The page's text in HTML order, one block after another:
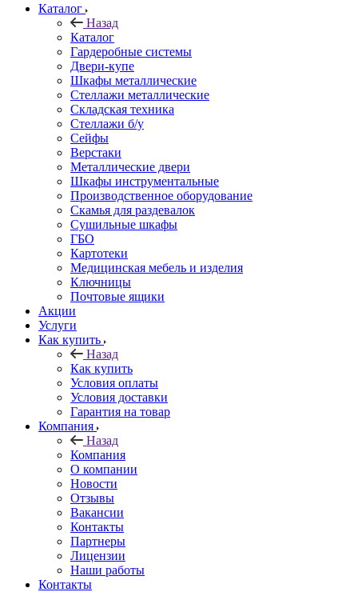
Каталог
Назад
Каталог
Гардеробные системы
Двери-купе
Шкафы металлические
Стеллажи металлические
Складская техника
Стеллажи б/у
Сейфы
Верстаки
Металлические двери
Шкафы инструментальные
Производственное оборудование
Скамья для раздевалок
Сушильные шкафы
ГБО
Картотеки
Медицинская мебель и изделия
Ключницы
Почтовые ящики
Акции
Услуги
Как купить
Назад
Как купить
Условия оплаты
Условия доставки
Гарантия на товар
Компания
Назад
Компания
О компании
Новости
Отзывы
Вакансии
Контакты
Партнеры
Лицензии
Наши работы
Контакты